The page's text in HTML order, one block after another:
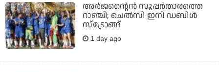
അർജന്റൈൻ സൂപ്പർതാരത്തെ
റാഞ്ചി; ചെൽസി ഇനി ഡബിൾ
സ്ട്രോങ്ങ്
1 day ago